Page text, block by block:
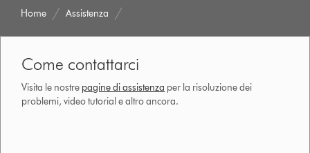
Home Assistenza
Come contattarci
Visita le nostre pagine di assistenza per la risoluzione dei
problemi, video tutorial e altro ancora.